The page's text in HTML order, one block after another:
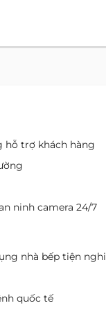
hỗ trợ khách hàng
ninh camera 24/7
nhà bếp tiện nghi
quốc tế